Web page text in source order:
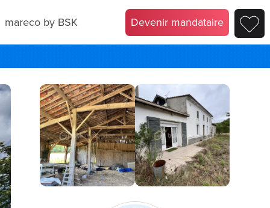
mareco by BSK Devenir mandataire